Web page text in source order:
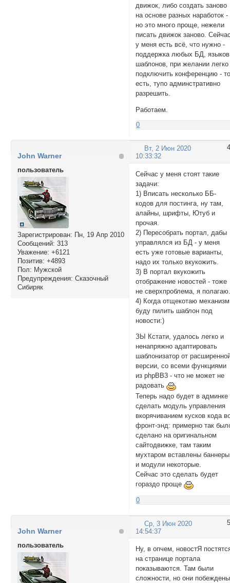
движок, либо создать заново
на основе разных наработок -
но это много проще, нежели
писать движок заново.
у меня есть всё, что нужно -
поддержка любых БД,
шаблонов, при желании легко
подключить конференцию -
есть, тупо админстративно
разрешить.
Работаем.
0
4
Вт, 2 Июн 2020
10:33:32
John Warner
пользователь
Зарегистрирован: Пн, 19 Апр 2010
Сообщений: 313
Уважение: +6121
Позитив: +4893
Пол: Мужской
Предупреждения: Сказочный
Сибиряк
Сейчас у меня стоят такие
задачи:
1) Вписать несколько ББ-
кодов для постинга, ну там,
алайны, шрифты, Ютуб и
прочая.
2) Пересобрать портал, дабы
управлялся из БД - у меня
есть уже готовые варианты,
надо их только вкукожить.
3) В портал вкукожить
отображение новостей - тоже
не сверхпроблема, я
4) Когда отщекотаю
буду пилить шаблон под
новости:)
ЗЫ Кстати, удалось легко и
ненапряжно адаптировать
шаблонизатор от
версии, со всеми функциями
из phpBB3 - что не может не
радовать
Теперь надо будет в админке
сделать модуль управления
вкорячиванием кусков кода
фронт-энд: примерно так
сделано на оригинальном
сайтодвижке, там таким
мухтаром вставлены баннеры
и модули некоторые.
Сейчас это сделать будет
гораздо проще
0
5
Ср, 3 Июн 2020
14:54:37
John Warner
пользователь
Ну, в опчем, новостЯ
на странице портала
показываются. Там были
сложности, но они